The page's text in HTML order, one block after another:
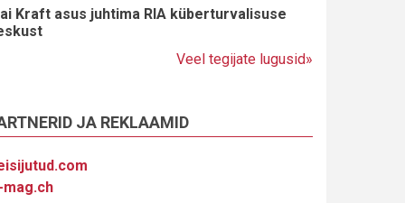
Kraft asus juhtima RIA küberturvalisuse
Veel tegijate lugusid»
JA REKLAAMID
mag.ch